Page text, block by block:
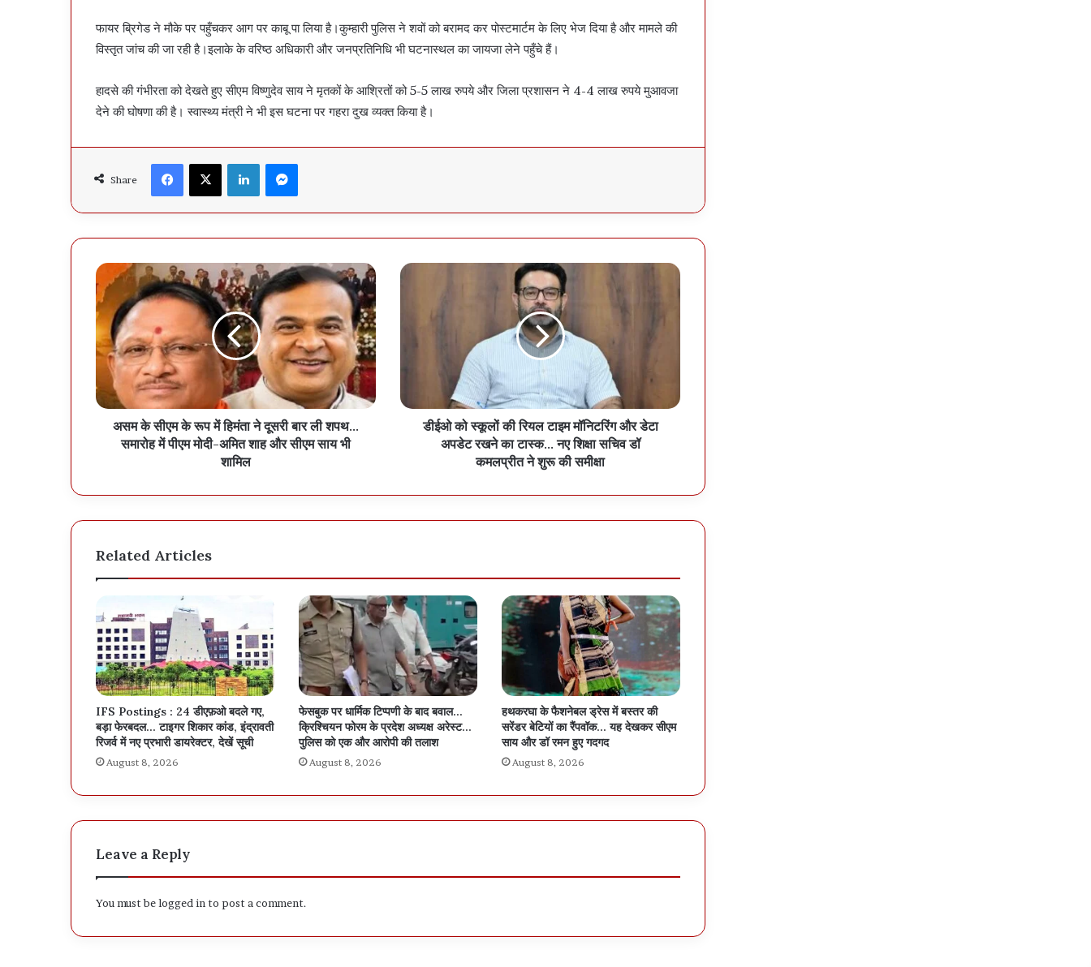
फायर ब्रिगेड ने मौके पर पहुँचकर आग पर काबू पा लिया है।कुम्हारी पुलिस ने शवों को बरामद कर पोस्टमार्टम के लिए भेज दिया है और मामले की
विस्तृत जांच की जा रही है।इलाके के वरिष्ठ अधिकारी और जनप्रतिनिधि भी घटनास्थल का जायजा लेने पहुँचे हैं।
हादसे की गंभीरता को देखते हुए सीएम विष्णुदेव साय ने मृतकों के आश्रितों को 5-5 लाख रुपये और जिला प्रशासन ने 4-4 लाख रुपये मुआवजा
देने की घोषणा की है। स्वास्थ्य मंत्री ने भी इस घटना पर गहरा दुख व्यक्त किया है।
Share
Facebook X LinkedIn
असम के सीएम के रूप में हिमंता ने दूसरी बार ली शपथ…
समारोह में पीएम मोदी-अमित शाह और सीएम साय भी
शामिल
डीईओ को स्कूलों की रियल टाइम मॉनिटरिंग और डेटा
अपडेट रखने का टास्क… नए शिक्षा सचिव डॉ
कमलप्रीत ने शुरू की समीक्षा
Related Articles
IFS Postings : 24 डीएफ़ओ बदले गए,
बड़ा फेरबदल… टाइगर शिकार कांड, इंद्रावती
रिजर्व में नए प्रभारी डायरेक्टर, देखें सूची
August 8, 2026
फेसबुक पर धार्मिक टिप्पणी के बाद बवाल…
क्रिश्चियन फोरम के प्रदेश अध्यक्ष अरेस्ट…
पुलिस को एक और आरोपी की तलाश
August 8, 2026
हथकरघा के फैशनेबल ड्रेस में बस्तर की
सरेंडर बेटियों का रैंपवॉक… यह देखकर सीएम
साय और डॉ रमन हुए गदगद
August 8, 2026
Leave a Reply
You must belogged into post a comment.